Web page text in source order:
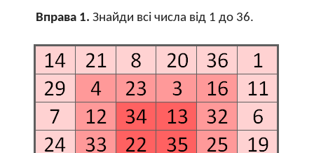
Вправа 1. Знайди всі числа від 1 до 36.